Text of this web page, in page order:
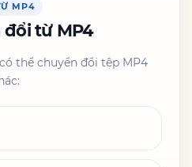
MP4
đổi từ MP4
thể chuyển đổi tệp MP4